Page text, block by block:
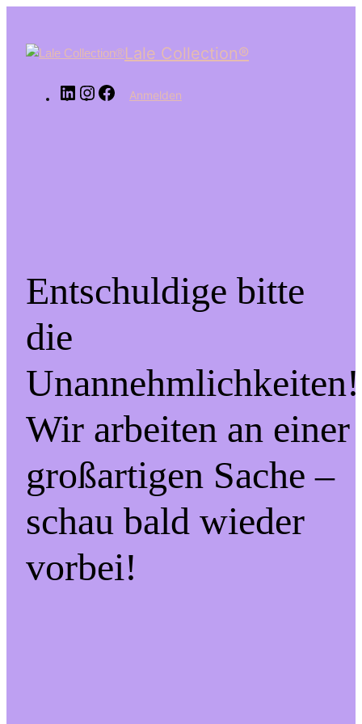
Lale Collection®
LinkedIn
Instagram
Facebook
Anmelden
Entschuldige bitte
die
Unannehmlichkeiten!
Wir arbeiten an einer
großartigen Sache –
schau bald wieder
vorbei!